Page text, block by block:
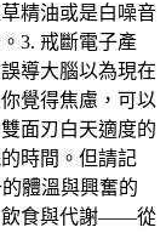
精油或是白噪音
3. 戒斷電子產
導大腦以為現在
覺得焦慮，可以
面刃白天適度的
時間。但請記
的體溫與興奮的
飲食與代謝——從